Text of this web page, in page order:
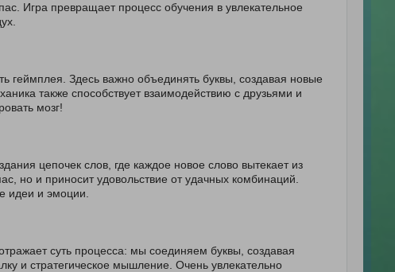
Игра превращает процесс обучения в увлекательное
геймплея. Здесь важно объединять буквы, создавая новые
также способствует взаимодействию с друзьями и
мозг!
цепочек слов, где каждое новое слово вытекает из
но и приносит удовольствие от удачных комбинаций.
идеи и эмоции.
суть процесса: мы соединяем буквы, создавая
и стратегическое мышление. Очень увлекательно